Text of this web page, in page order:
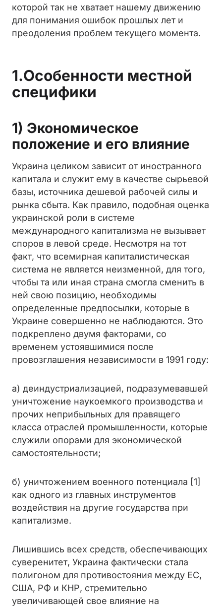
которой так не хватает нашему движению
для понимания ошибок прошлых лет и
преодоления проблем текущего момента.
1.Особенности местной
специфики
1) Экономическое
положение и его влияние
Украина целиком зависит от иностранного
капитала и служит ему в качестве сырьевой
базы, источника дешевой рабочей силы и
рынка сбыта. Как правило, подобная оценка
украинской роли в системе
международного капитализма не вызывает
споров в левой среде. Несмотря на тот
факт, что всемирная капиталистическая
система не является неизменной, для того,
чтобы та или иная страна смогла сменить в
ней свою позицию, необходимы
определенные предпосылки, которые в
Украине совершенно не наблюдаются. Это
подкреплено двумя факторами, со
временем устоявшимися после
провозглашения независимости в 1991 году:
а) деиндустриализацией, подразумевавшей
уничтожение наукоемкого производства и
прочих неприбыльных для правящего
класса отраслей промышленности, которые
служили опорами для экономической
самостоятельности;
б) уничтожением военного потенциала [1]
как одного из главных инструментов
воздействия на другие государства при
капитализме.
Лишившись всех средств, обеспечивающих
суверенитет, Украина фактически стала
полигоном для противостояния между ЕС,
США, РФ и КНР, стремительно
увеличивающей свое влияние на